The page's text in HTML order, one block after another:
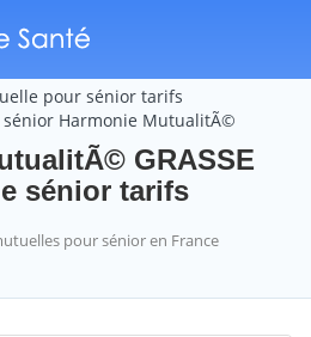
pour sénior tarifs
Harmonie MutualitÃ©
GRASSE
sénior tarifs
pour sénior en France